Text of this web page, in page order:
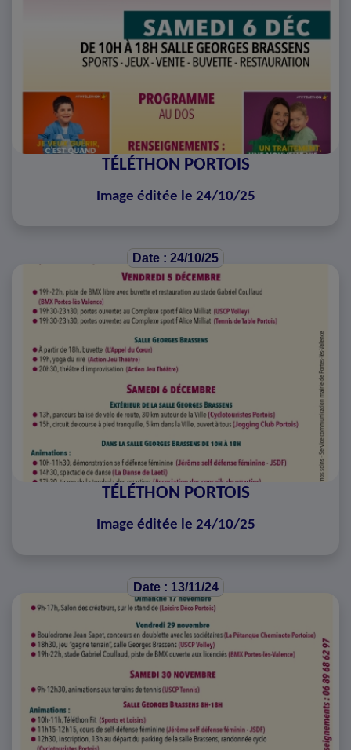
TÉLÉTHON PORTOIS
Image éditée le 24/10/25
Date : 24/10/25
TÉLÉTHON PORTOIS
Image éditée le 24/10/25
Date : 13/11/24